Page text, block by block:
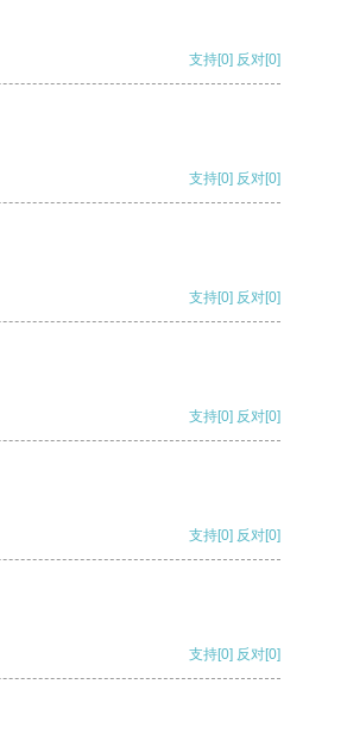
支持[0] 反对[0]
支持[0] 反对[0]
支持[0] 反对[0]
支持[0] 反对[0]
支持[0] 反对[0]
支持[0] 反对[0]